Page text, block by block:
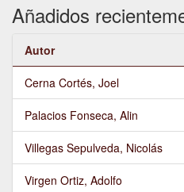
Añadidos
Autor
Cerna Cortés, Joel
Palacios Fonseca, Alin
Villegas Sepulveda, Nicolás
Virgen Ortiz, Adolfo